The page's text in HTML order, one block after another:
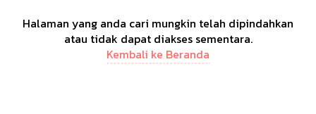
Halaman yang anda cari mungkin telah dipindahkan
atau tidak dapat diakses sementara.
Kembali ke Beranda